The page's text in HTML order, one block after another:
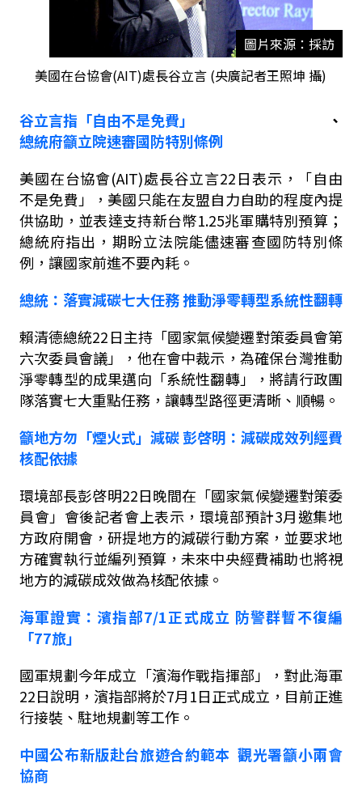
圖片來源：採訪
美國在台協會(AIT)處長谷立言 (央廣記者王照坤 攝)
谷立言指「自由不是免費」
、
總統府籲立院速審國防特別條例
美國在台協會(AIT)處長谷立言22日表示，「自由
不是免費」，美國只能在友盟自力自助的程度內提
供協助，並表達支持新台幣1.25兆軍購特別預算；
總統府指出，期盼立法院能儘速審查國防特別條
例，讓國家前進不要內耗。
總統：落實減碳七大任務推動淨零轉型系統性翻轉
賴清德總統22日主持「國家氣候變遷對策委員會第
六次委員會議」，他在會中裁示，為確保台灣推動
淨零轉型的成果邁向「系統性翻轉」，將請行政團
隊落實七大重點任務，讓轉型路徑更清晰、順暢。
籲地方勿「煙火式」減碳彭啓明：減碳成效列經費
核配依據
環境部長彭啓明22日晚間在「國家氣候變遷對策委
員會」會後記者會上表示，環境部預計3月邀集地
方政府開會，研提地方的減碳行動方案，並要求地
方確實執行並編列預算，未來中央經費補助也將視
地方的減碳成效做為核配依據。
海軍證實：濱指部7/1正式成立 防警群暫不復編
「77旅」
國軍規劃今年成立「濱海作戰指揮部」，對此海軍
22日說明，濱指部將於7月1日正式成立，目前正進
行接裝、駐地規劃等工作。
中國公布新版赴台旅遊合約範本 觀光署籲小兩會
協商